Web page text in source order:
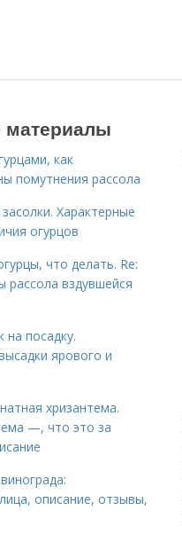
как
помутнения рассола
Характерные
огурцов
что делать. Re:
вздувшейся
на посадку.
ярового и
хризантема.
—, что это за
описание, отзывы,